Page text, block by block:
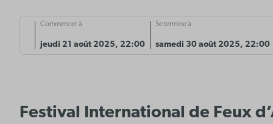
Commencer à
jeudi 21 août 2025, 22:00
Se termine à
samedi 30 août 2025, 22:00
Festival International de Feux